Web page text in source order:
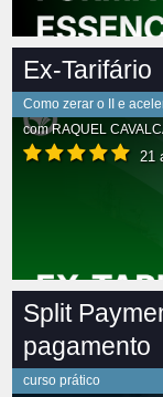
Ex-Tarifário
Como zerar o II e
comRAQUEL
21
Split
pagamento
curso prático